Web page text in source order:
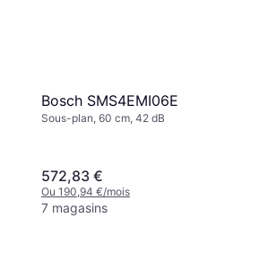
Bosch SMS4EMI06E
Sous-plan, 60 cm, 42 dB
572,83 €
Ou 190,94 €/mois
7 magasins